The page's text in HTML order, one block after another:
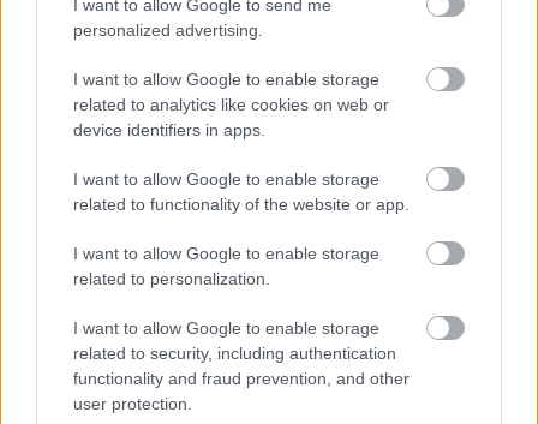
I want to allow Google to send me
personalized advertising.
I want to allow Google to enable storage
related to analytics like cookies on web or
device identifiers in apps.
I want to allow Google to enable storage
related to functionality of the website or app.
I want to allow Google to enable storage
related to personalization.
I want to allow Google to enable storage
related to security, including authentication
functionality and fraud prevention, and other
user protection.
Emma -FLOW&FUN
A fun faktor nyomában: így találd meg újra,